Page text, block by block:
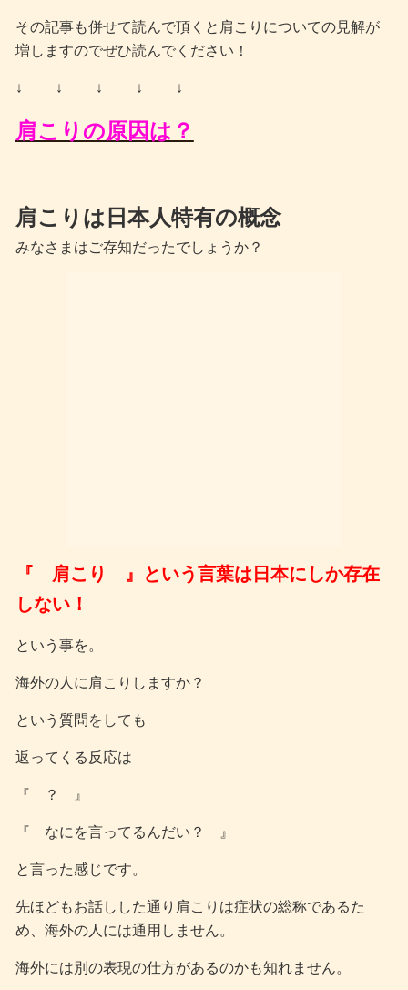
その記事も併せて読んで頂くと肩こりについての見解が
増しますのでぜひ読んでください！
↓ ↓ ↓ ↓ ↓
肩こりの原因は？
肩こりは日本人特有の概念
みなさまはご存知だったでしょうか？
『 肩こり 』という言葉は日本にしか存在
しない！
という事を。
海外の人に肩こりしますか？
という質問をしても
返ってくる反応は
『 ？ 』
『 なにを言ってるんだい？ 』
と言った感じです。
先ほどもお話しした通り肩こりは症状の総称であるた
め、海外の人には通用しません。
海外には別の表現の仕方があるのかも知れません。